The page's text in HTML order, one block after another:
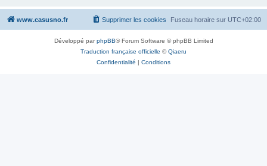
www.casusno.fr Fuseau horaire sur UTC+02:00
Supprimer les cookies
Développé parphpBB® Forum Software © phpBB Limited
Traduction française officielle ©Qiaeru
Confidentialité | Conditions